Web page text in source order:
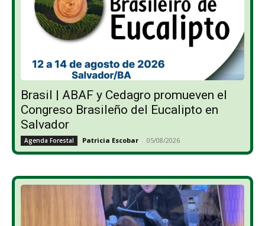
Brasil | ABAF y Cedagro promueven el
Congreso Brasileño del Eucalipto en
Salvador
Agenda Forestal Patricia Escobar - 05/08/2026